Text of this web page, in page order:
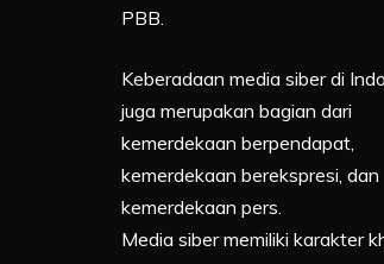
PBB.
Keberadaan media siber di
juga merupakan bagian dari
kemerdekaan berpendapat,
kemerdekaan berekspresi, dan
kemerdekaan pers.
Media siber memiliki karakter